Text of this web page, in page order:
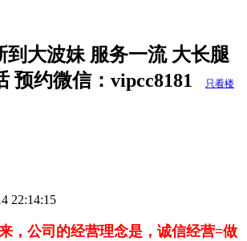
到大波妹 服务一流 大长腿
预约微信：vipcc8181
只看楼
22:14:15
，公司的经营理念是，诚信经营=做